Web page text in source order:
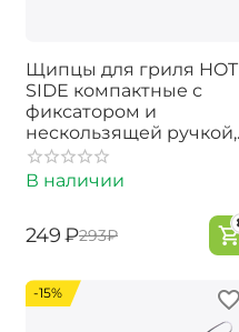
Щипцы для гриля HOT
SIDE компактные с
фиксатором и
нескользящей ручкой,
23 см
В наличии
‍249‍ ₽‍293‍₽
-15%